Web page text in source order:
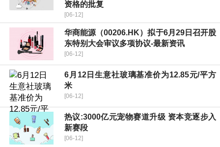
资格的批复
[06-12]
华商能源（00206.HK）拟于6月29日召开股
东特别大会审议多项协议-最新资讯
[06-12]
6月12日生意社玻璃基准价为12.85元/平方
米
[06-12]
热议:3000亿元宠物赛道升级 资本竞逐步入
新赛段
[06-12]